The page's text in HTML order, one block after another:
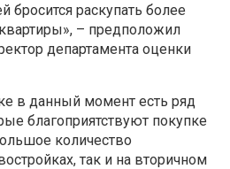
бросится раскупать более
– предположил
департамента оценки
в данный момент есть ряд
благоприятствуют покупке
количество
так и на вторичном